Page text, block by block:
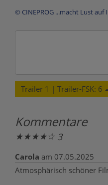
© CINEPROG ...macht Lust auf
Trailer 1 | Trailer-FSK: 6
Kommentare
★★★★☆ 3
Carola am 07.05.2025
Atmosphärisch schöner